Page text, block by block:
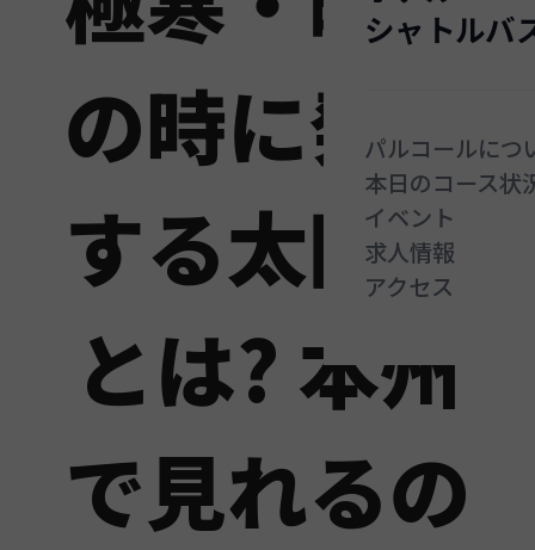
シャトルバ
パルコールにつ
本日のコース状
イベント
求人情報
アクセス
の時に発生
する太陽柱
とは? 本州
で見れるの